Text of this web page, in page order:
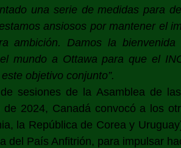
una serie de medidas para
ansiosos por mantener el
ambición. Damos la
mundo a Ottawa para que el
objetivo conjunto”.
sesiones de la Asamblea de
2024, Canadá convocó a los
la República de Corea y
del País Anfitrión, para impulsar